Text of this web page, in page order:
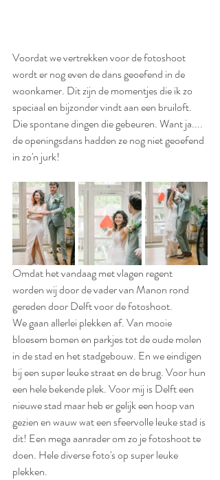
Voordat we vertrekken voor de fotoshoot
wordt er nog even de dans geoefend in de
woonkamer. Dit zijn de momentjes die ik zo
speciaal en bijzonder vindt aan een bruiloft.
Die spontane dingen die gebeuren. Want ja....
de openingsdans hadden ze nog niet geoefend
in zo'n jurk!
Omdat het vandaag met vlagen regent
worden wij door de vader van Manon rond
gereden door Delft voor de fotoshoot.
We gaan allerlei plekken af. Van mooie
bloesem bomen en parkjes tot de oude molen
in de stad en het stadgebouw. En we eindigen
bij een super leuke straat en de brug. Voor hun
een hele bekende plek. Voor mij is Delft een
nieuwe stad maar heb er gelijk een hoop van
gezien en wauw wat een sfeervolle leuke stad is
dit! Een mega aanrader om zo je fotoshoot te
doen. Hele diverse foto's op super leuke
plekken.